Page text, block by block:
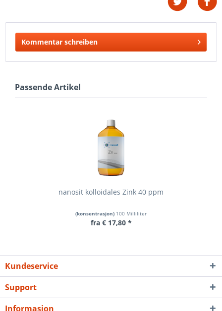
Kommentar schreiben
Passende Artikel
nanosit kolloidales Zink 40 ppm
(konsentrasjon) 100 Milliliter
fra € 17,80 *
Kundeservice
Support
Informasjon